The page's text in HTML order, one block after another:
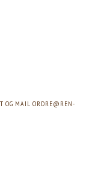
OG MAIL ORDRE@REN-